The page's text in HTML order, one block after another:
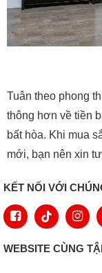
Tuân theo phong
thông hơn về tiền
bất hòa. Khi mua
mới, bạn nên xin
KẾT NỐI VỚI
WEBSITE CÙNG